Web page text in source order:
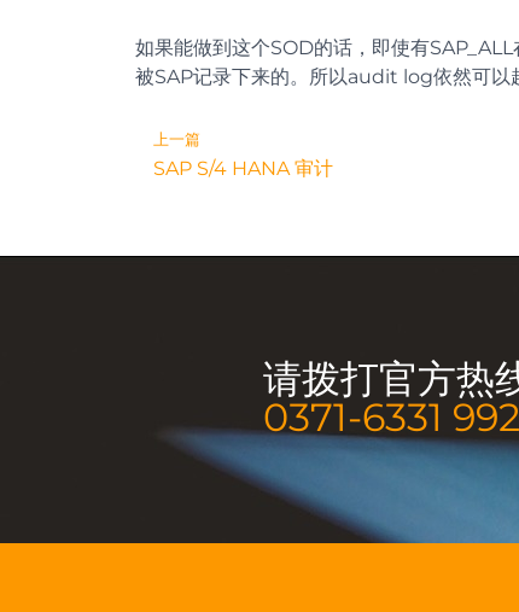
如果能做到这个SOD的话，即使有
被SAP记录下来的。所以audit log依然可以
Prev
上一篇
SAP S/4 HANA 审计
请拨打官方热
0371-6331